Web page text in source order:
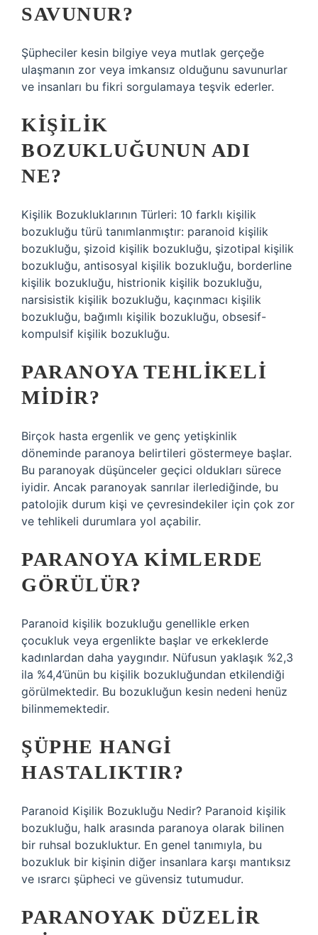
SAVUNUR?
Şüpheciler kesin bilgiye veya mutlak gerçeğe
ulaşmanın zor veya imkansız olduğunu savunurlar
ve insanları bu fikri sorgulamaya teşvik ederler.
KIŞILIK
BOZUKLUĞUNUN ADI
NE?
Kişilik Bozukluklarının Türleri: 10 farklı kişilik
bozukluğu türü tanımlanmıştır: paranoid kişilik
bozukluğu, şizoid kişilik bozukluğu, şizotipal kişilik
bozukluğu, antisosyal kişilik bozukluğu, borderline
kişilik bozukluğu, histrionik kişilik bozukluğu,
narsisistik kişilik bozukluğu, kaçınmacı kişilik
bozukluğu, bağımlı kişilik bozukluğu, obsesif-
kompulsif kişilik bozukluğu.
PARANOYA TEHLIKELI
MIDIR?
Birçok hasta ergenlik ve genç yetişkinlik
döneminde paranoya belirtileri göstermeye başlar.
Bu paranoyak düşünceler geçici oldukları sürece
iyidir. Ancak paranoyak sanrılar ilerlediğinde, bu
patolojik durum kişi ve çevresindekiler için çok zor
ve tehlikeli durumlara yol açabilir.
PARANOYA KIMLERDE
GÖRÜLÜR?
Paranoid kişilik bozukluğu genellikle erken
çocukluk veya ergenlikte başlar ve erkeklerde
kadınlardan daha yaygındır. Nüfusun yaklaşık %2,3
ila %4,4’ünün bu kişilik bozukluğundan etkilendiği
görülmektedir. Bu bozukluğun kesin nedeni henüz
bilinmemektedir.
ŞÜPHE HANGI
HASTALIKTIR?
Paranoid Kişilik Bozukluğu Nedir? Paranoid kişilik
bozukluğu, halk arasında paranoya olarak bilinen
bir ruhsal bozukluktur. En genel tanımıyla, bu
bozukluk bir kişinin diğer insanlara karşı mantıksız
ve ısrarcı şüpheci ve güvensiz tutumudur.
PARANOYAK DÜZELIR